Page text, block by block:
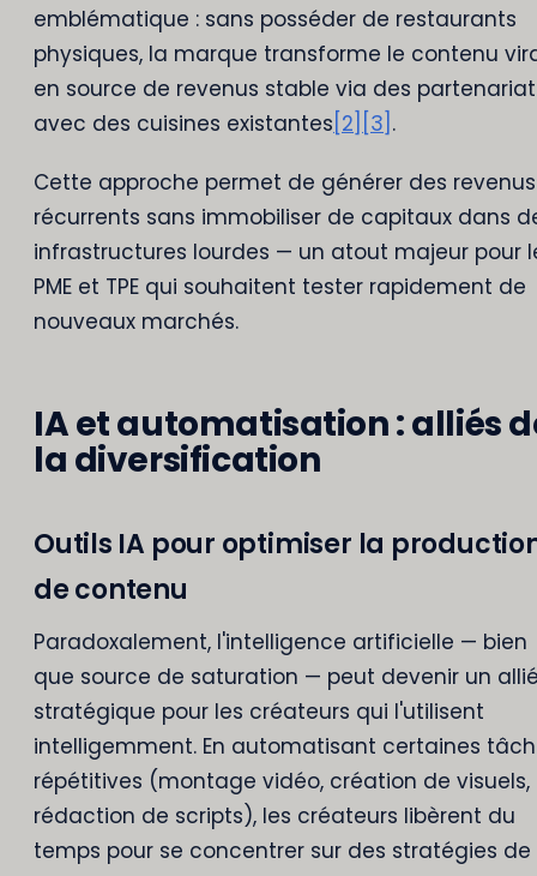
emblématique : sans posséder de restaurants
physiques, la marque transforme le contenu
en source de revenus stable via des
avec des cuisines existantes [2] [3] .
Cette approche permet de générer des revenus
récurrents sans immobiliser de capitaux dans
infrastructures lourdes — un atout majeur pour
PME et TPE qui souhaitent tester rapidement de
nouveaux marchés.
IA et automatisation : alliés
la diversification
Outils IA pour optimiser la
de contenu
Paradoxalement, l'intelligence artificielle — bien
que source de saturation — peut devenir un
stratégique pour les créateurs qui l'utilisent
intelligemment. En automatisant certaines
répétitives (montage vidéo, création de visuels,
rédaction de scripts), les créateurs libèrent du
temps pour se concentrer sur des stratégies de